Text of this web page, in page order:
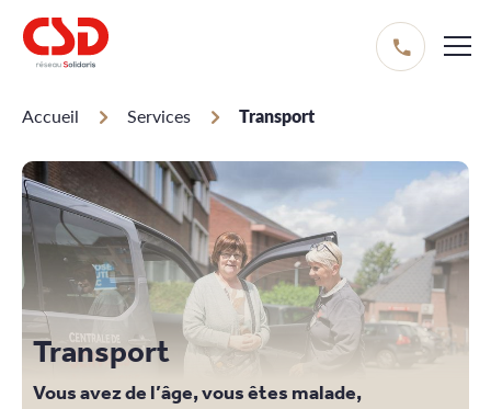
contenu
Fil
d'Ariane
Accueil Services Transport
Transport
Vous avez de l’âge, vous êtes malade,